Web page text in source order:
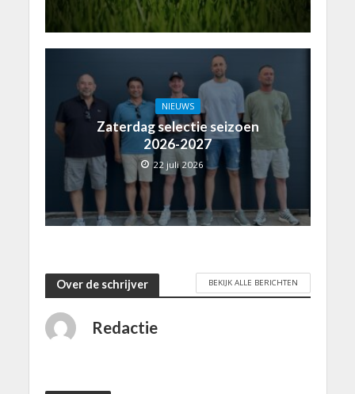
NIEUWS
Zaterdag selectie seizoen
2026-2027
22 juli 2026
Over de schrijver BEKIJK ALLE BERICHTEN
Redactie